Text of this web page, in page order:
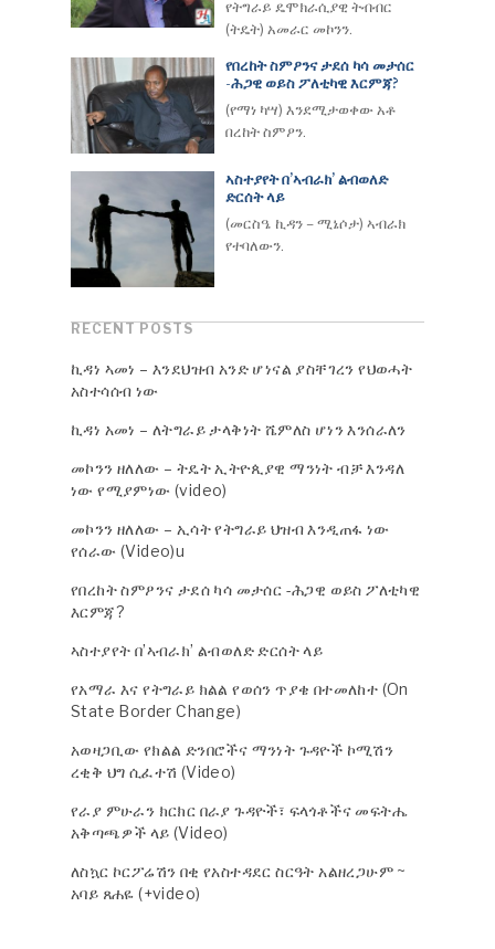
የትግራይ ዴሞክራሲያዊ ትብብር
(ትዴት) አመራር መኮንን.
የበረከት ስምዖንና ታደሰ ካሳ መታሰር
-ሕጋዊ ወይስ ፖለቲካዊ እርምጃ?
(የማነ ካሣ) እንደሚታወቀው አቶ
በረከት ስምዖን.
ኣስተያየት በ’ኣብራክ’ ልብወለድ
ድርሰት ላይ
(መርስዔ ኪዳን – ሚኔሶታ) ኣብራክ
የተባለውን.
RECENT POSTS
ኪዳነ ኣመነ – እንደህዝብ አንድ ሆነናል ያስቸገረን የህወሓት
አስተሳሰብ ነው
ኪዳነ አመነ – ለትግራይ ታላቅነት ሼምለስ ሆነን እንሰራለን
መኮንን ዘለለው – ትዴት ኢትዮጲያዊ ማንነት ብቻ እንዳለ
ነው የሚያምነው (video)
መኮንን ዘለለው – ኢሳት የትግራይ ህዝብ እንዲጠፋ ነው
የሰራው (Video)u
የበረከት ስምዖንና ታደሰ ካሳ መታሰር -ሕጋዊ ወይስ ፖለቲካዊ
እርምጃ?
ኣስተያየት በ’ኣብራክ’ ልብወለድ ድርሰት ላይ
የአማራ እና የትግራይ ክልል የወሰን ጥያቄ በተመለከተ (On
State Border Change)
አወዛጋቢው የክልል ድንበሮችና ማንነት ጉዳዮች ኮሚሽን
ረቂቅ ህግ ሲፈተሽ (Video)
የራያ ምሁራን ክርክር በራያ ጉዳዮች፣ ፍላጎቶችና መፍትሔ
አቅጣጫዎች ላይ (Video)
ለስኳር ኮርፖሬሽን በቂ የአስተዳደር ስርዓት አልዘረጋሁም ~
አባይ ጸሐዬ (+video)